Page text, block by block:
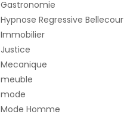
Gastronomie
Hypnose Regressive Bellecour
Immobilier
Justice
Mecanique
meuble
mode
Mode Homme